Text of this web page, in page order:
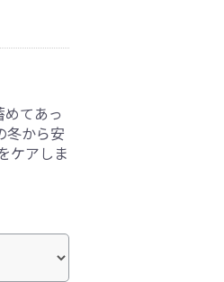
てあっ
冬から安
ケアしま